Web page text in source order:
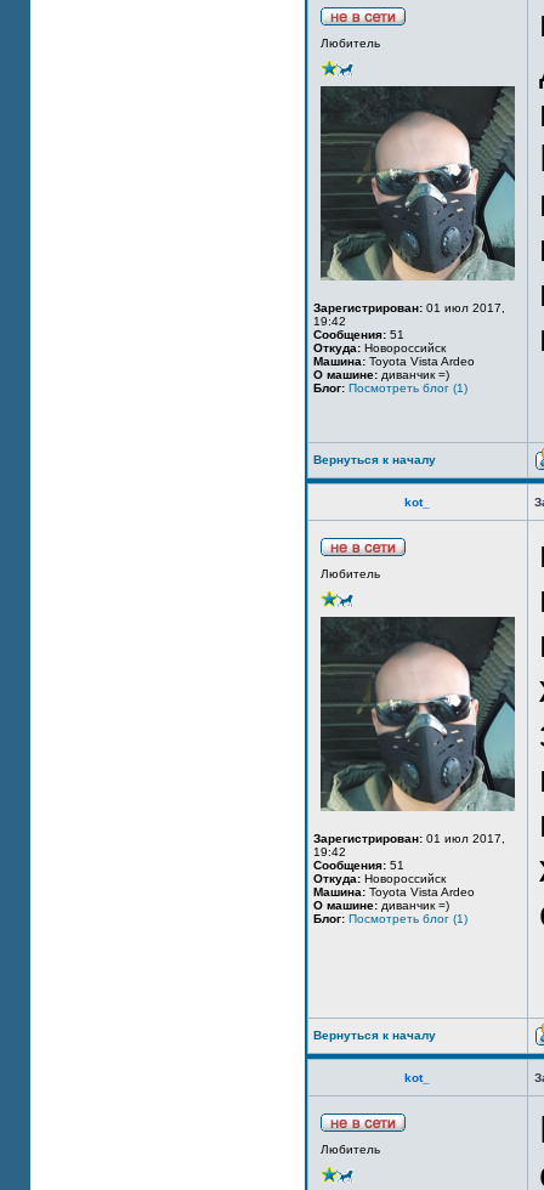
Любитель
Зарегистрирован: 01 июл 2017,
19:42
Сообщения: 51
Откуда: Новороссийск
Машина: Toyota Vista Ardeo
О машине: диванчик =)
Блог: Посмотреть блог (1)
Вернуться к началу
kot_
Любитель
Зарегистрирован: 01 июл 2017,
19:42
Сообщения: 51
Откуда: Новороссийск
Машина: Toyota Vista Ardeo
О машине: диванчик =)
Блог: Посмотреть блог (1)
Вернуться к началу
kot_
Любитель